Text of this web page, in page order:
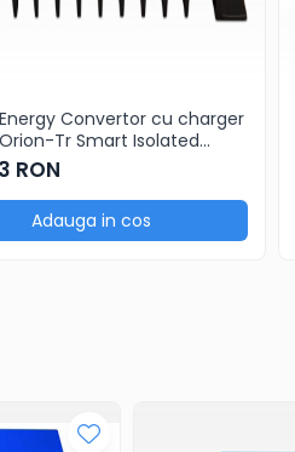
Convertor cu charger
Tr Smart Isolated
RON
Adauga in cos